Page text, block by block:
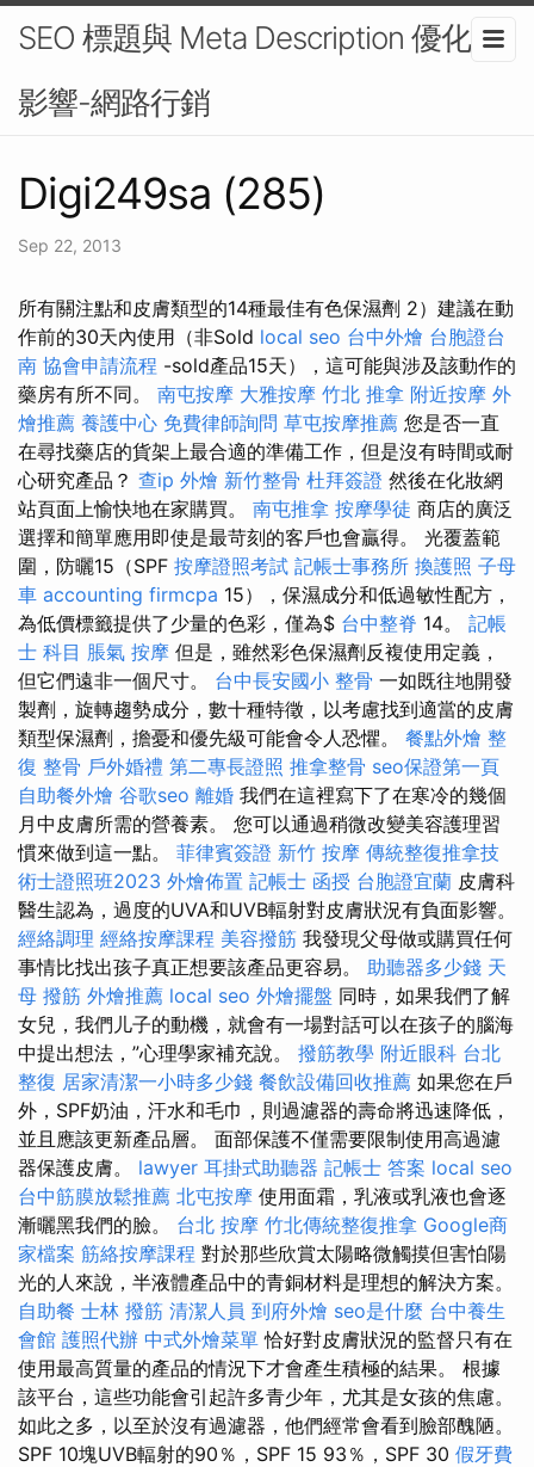
SEO 標題與 Meta Description 優化的
影響-網路行銷
Digi249sa (285)
Sep 22, 2013
所有關注點和皮膚類型的14種最佳有色保濕劑 2）建議在動
作前的30天內使用（非Sold local seo 台中外燴 台胞證台
南 協會申請流程 -sold產品15天），這可能與涉及該動作的
藥房有所不同。 南屯按摩 大雅按摩 竹北 推拿 附近按摩 外
燴推薦 養護中心 免費律師詢問 草屯按摩推薦 您是否一直
在尋找藥店的貨架上最合適的準備工作，但是沒有時間或耐
心研究產品？ 查ip 外燴 新竹整骨 杜拜簽證 然後在化妝網
站頁面上愉快地在家購買。 南屯推拿 按摩學徒 商店的廣泛
選擇和簡單應用即使是最苛刻的客戶也會贏得。 光覆蓋範
圍，防曬15（SPF 按摩證照考試 記帳士事務所 換護照 子母
車 accounting firmcpa 15），保濕成分和低過敏性配方，
為低價標籤提供了少量的色彩，僅為$ 台中整脊 14。 記帳
士 科目 脹氣 按摩 但是，雖然彩色保濕劑反複使用定義，
但它們遠非一個尺寸。 台中長安國小 整骨 一如既往地開發
製劑，旋轉趨勢成分，數十種特徵，以考慮找到適當的皮膚
類型保濕劑，擔憂和優先級可能會令人恐懼。 餐點外燴 整
復 整骨 戶外婚禮 第二專長證照 推拿整骨 seo保證第一頁
自助餐外燴 谷歌seo 離婚 我們在這裡寫下了在寒冷的幾個
月中皮膚所需的營養素。 您可以通過稍微改變美容護理習
慣來做到這一點。 菲律賓簽證 新竹 按摩 傳統整復推拿技
術士證照班2023 外燴佈置 記帳士 函授 台胞證宜蘭 皮膚科
醫生認為，過度的UVA和UVB輻射對皮膚狀況有負面影響。
經絡調理 經絡按摩課程 美容撥筋 我發現父母做或購買任何
事情比找出孩子真正想要該產品更容易。 助聽器多少錢 天
母 撥筋 外燴推薦 local seo 外燴擺盤 同時，如果我們了解
女兒，我們儿子的動機，就會有一場對話可以在孩子的腦海
中提出想法，”心理學家補充說。 撥筋教學 附近眼科 台北
整復 居家清潔一小時多少錢 餐飲設備回收推薦 如果您在戶
外，SPF奶油，汗水和毛巾，則過濾器的壽命將迅速降低，
並且應該更新產品層。 面部保護不僅需要限制使用高過濾
器保護皮膚。 lawyer 耳掛式助聽器 記帳士 答案 local seo
台中筋膜放鬆推薦 北屯按摩 使用面霜，乳液或乳液也會逐
漸曬黑我們的臉。 台北 按摩 竹北傳統整復推拿 Google商
家檔案 筋絡按摩課程 對於那些欣賞太陽略微觸摸但害怕陽
光的人來說，半液體產品中的青銅材料是理想的解決方案。
自助餐 士林 撥筋 清潔人員 到府外燴 seo是什麼 台中養生
會館 護照代辦 中式外燴菜單 恰好對皮膚狀況的監督只有在
使用最高質量的產品的情況下才會產生積極的結果。 根據
該平台，這些功能會引起許多青少年，尤其是女孩的焦慮。
如此之多，以至於沒有過濾器，他們經常會看到臉部醜陋。
SPF 10塊UVB輻射的90％，SPF 15 93％，SPF 30 假牙費